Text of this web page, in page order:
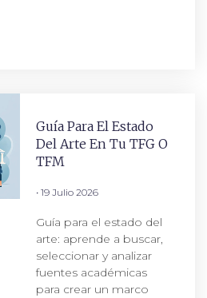
Guía Para El Estado
Del Arte En Tu TFG O
TFM
19 Julio 2026
Guía para el estado del
arte: aprende a buscar,
seleccionar y analizar
fuentes académicas
para crear un marco